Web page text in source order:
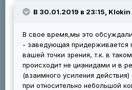
В 30.01.2019 в 23:15, Klokin
В свое время,мы это
- заведующая придерживается
вашей точки зрения, т.к. в
происходит не цианидами и в
(взаимного усиления
при относительно небольшой